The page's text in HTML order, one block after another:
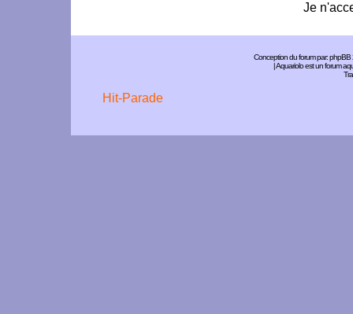
Je
Conception du forum par:phpBB
| Aquariolo est un forum